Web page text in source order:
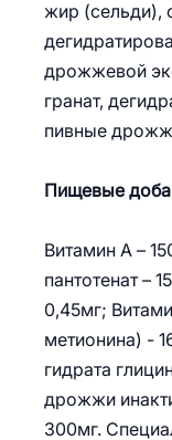
жир (сельди),
дрожжевой
гранат,
пивные
Пищевые
Витамин А –
пантотенат –
0,45мг;
метионина) -
гидрата
дрожжи
300мг.